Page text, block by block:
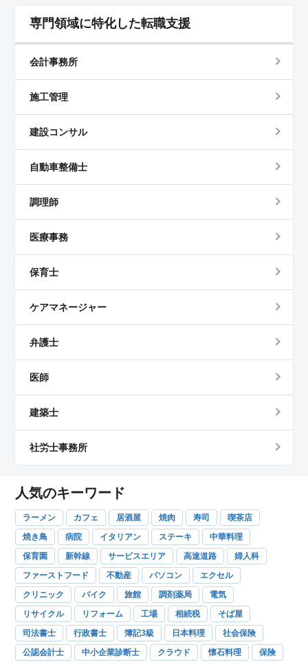
専門領域に特化した転職支援
会計事務所
施工管理
建設コンサル
自動車整備士
調理師
医療事務
保育士
ケアマネージャー
弁護士
医師
建築士
社労士事務所
人気のキーワード
ラーメン カフェ 居酒屋 焼肉 寿司
喫茶店
焼き鳥
病院 イタリアン ステーキ
中華料理
保育園
新幹線 サービスエリア 高速道路
婦人科
ファーストフード
不動産 パソコン
エクセル
クリニック
バイク 旅館 調剤薬局
電気
リサイクル
リフォーム 工場 相続税
そば屋
司法書士
行政書士 簿記3級 日本料理
社会保険
公認会計士
中小企業診断士 クラウド 懐石料理
保険